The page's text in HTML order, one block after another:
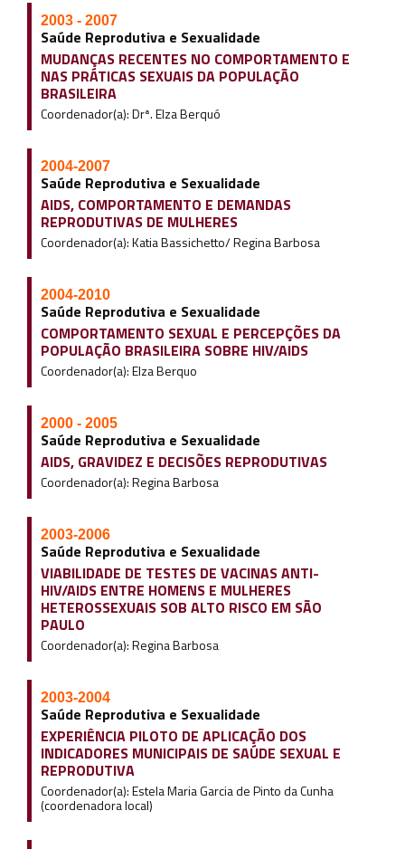
2003 - 2007
Saúde Reprodutiva e Sexualidade
MUDANÇAS RECENTES NO COMPORTAMENTO E
NAS PRÁTICAS SEXUAIS DA POPULAÇÃO
BRASILEIRA
Coordenador(a): Drª. Elza Berquó
2004-2007
Saúde Reprodutiva e Sexualidade
AIDS, COMPORTAMENTO E DEMANDAS
REPRODUTIVAS DE MULHERES
Coordenador(a): Katia Bassichetto/ Regina Barbosa
2004-2010
Saúde Reprodutiva e Sexualidade
COMPORTAMENTO SEXUAL E PERCEPÇÕES DA
POPULAÇÃO BRASILEIRA SOBRE HIV/AIDS
Coordenador(a): Elza Berquo
2000 - 2005
Saúde Reprodutiva e Sexualidade
AIDS, GRAVIDEZ E DECISÕES REPRODUTIVAS
Coordenador(a): Regina Barbosa
2003-2006
Saúde Reprodutiva e Sexualidade
VIABILIDADE DE TESTES DE VACINAS ANTI-
HIV/AIDS ENTRE HOMENS E MULHERES
HETEROSSEXUAIS SOB ALTO RISCO EM SÃO
PAULO
Coordenador(a): Regina Barbosa
2003-2004
Saúde Reprodutiva e Sexualidade
EXPERIÊNCIA PILOTO DE APLICAÇÃO DOS
INDICADORES MUNICIPAIS DE SAÚDE SEXUAL E
REPRODUTIVA
Coordenador(a): Estela Maria Garcia de Pinto da Cunha
(coordenadora local)